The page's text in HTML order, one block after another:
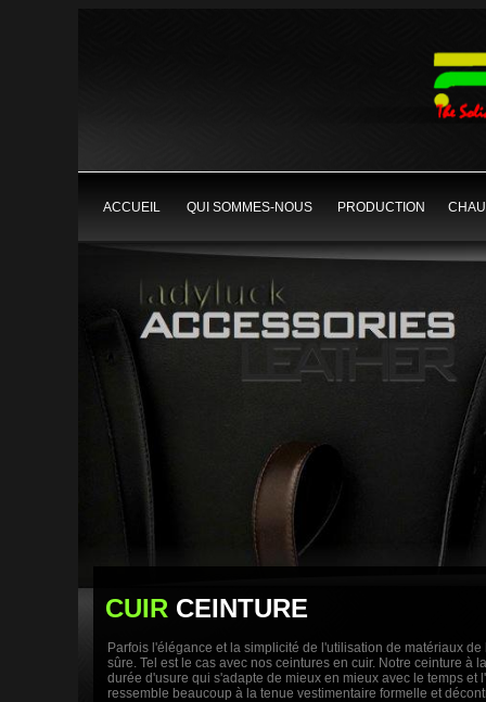
CUIRCEINTURE
Parfois l'élégance et la simplicité de l'utilisation de matériaux
sûre. Tel est le cas avec nos ceintures en cuir. Notre ceinture
durée d'usure qui s'adapte de mieux en mieux avec le temps
ressemble beaucoup à la tenue vestimentaire formelle et
ACCUEIL QUI SOMMES-NOUS PRODUCTION